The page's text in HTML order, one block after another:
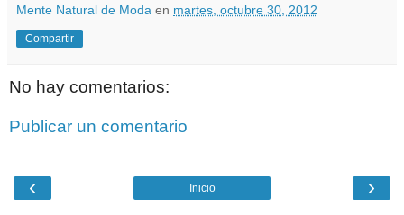
Mente Natural de Moda en martes, octubre 30, 2012
Compartir
No hay comentarios:
Publicar un comentario
‹ ›
Inicio